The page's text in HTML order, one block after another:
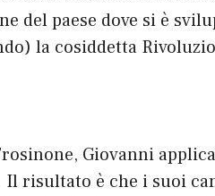
del paese dove si è
la cosiddetta
Giovanni
risultato è che i suoi